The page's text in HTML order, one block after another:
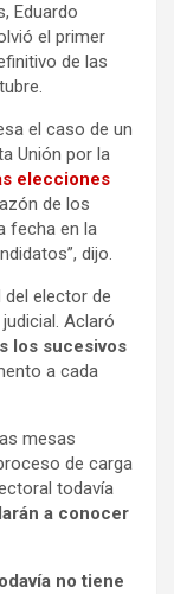
Eduardo
el primer
de las
el caso de un
Unión por la
elecciones
de los
fecha en la
dijo.
del elector de
Aclaró
los sucesivos
a cada
mesas
de carga
todavía
a conocer
no tiene